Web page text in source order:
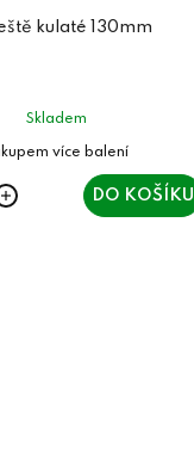
kulaté 130mm
Skladem
DO KOŠÍKU